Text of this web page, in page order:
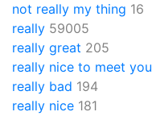
not really my thing 16
really 59005
really great 205
really nice to meet you
really bad 194
really nice 181